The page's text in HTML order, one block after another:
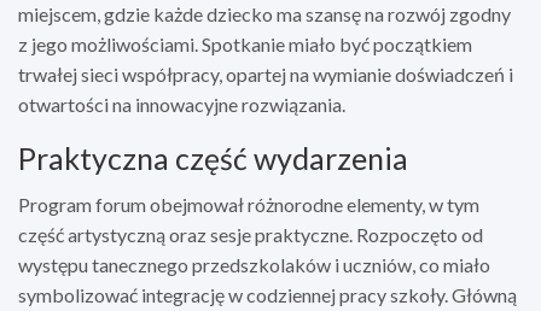
miejscem, gdzie każde dziecko ma szansę na rozwój zgodny
z jego możliwościami. Spotkanie miało być początkiem
trwałej sieci współpracy, opartej na wymianie doświadczeń i
otwartości na innowacyjne rozwiązania.
Praktyczna część wydarzenia
Program forum obejmował różnorodne elementy, w tym
część artystyczną oraz sesje praktyczne. Rozpoczęto od
występu tanecznego przedszkolaków i uczniów, co miało
symbolizować integrację w codziennej pracy szkoły. Główną